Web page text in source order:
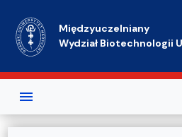
Międzyuczelniany
Wydział Biotechnologii